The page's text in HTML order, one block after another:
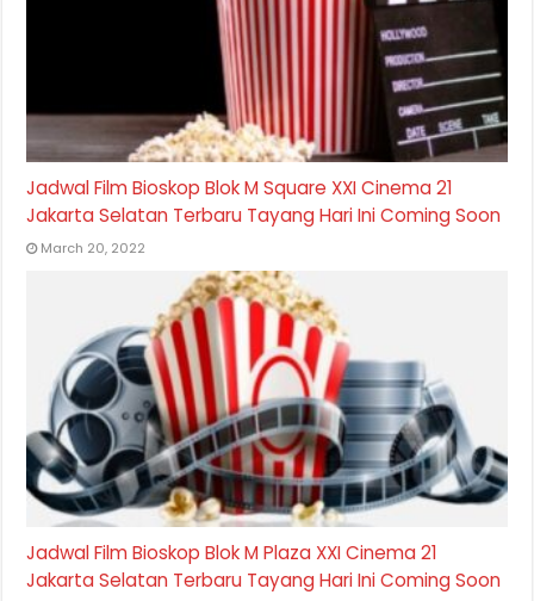
Jadwal Film Bioskop Blok M Square XXI Cinema 21
Jakarta Selatan Terbaru Tayang Hari Ini Coming Soon
March 20, 2022
Jadwal Film Bioskop Blok M Plaza XXI Cinema 21
Jakarta Selatan Terbaru Tayang Hari Ini Coming Soon